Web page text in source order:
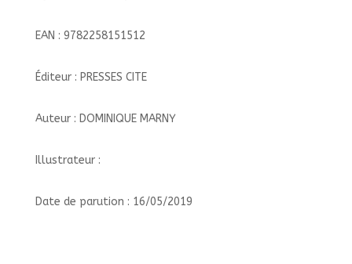
EAN : 9782258151512
Éditeur : PRESSES CITE
Auteur : DOMINIQUE MARNY
Illustrateur :
Date de parution : 16/05/2019